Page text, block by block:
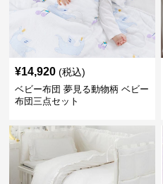
¥14,920 (税込)
ベビー布団 夢見る動物柄 ベビー
布団三点セット